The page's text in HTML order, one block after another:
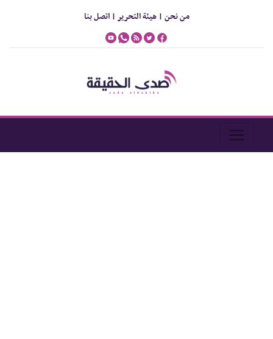
من نحن |هيئة التحرير |اتصل بنا